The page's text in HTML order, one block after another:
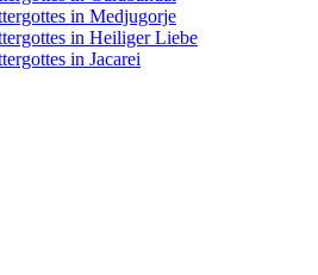
in Medjugorje
in Heiliger Liebe
in Jacarei